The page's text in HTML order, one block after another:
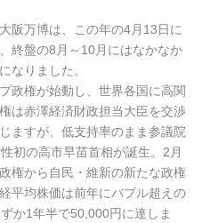
阪万博は、この年の4月13日に
終盤の8月～10月にはなかなか
なりました。
政権が始動し、世界各国に高関
は赤澤経済財政担当大臣を交渉
ますが、低支持率のまま参議院
初の高市早苗首相が誕生。2月
権から自民・維新の新たな政権
平均株価は前年にバブル超えの
か1年半で50,000円に達しま